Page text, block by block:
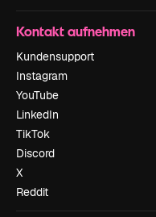
Kontakt aufnehmen
Kundensupport
Instagram
YouTube
LinkedIn
TikTok
Discord
X
Reddit